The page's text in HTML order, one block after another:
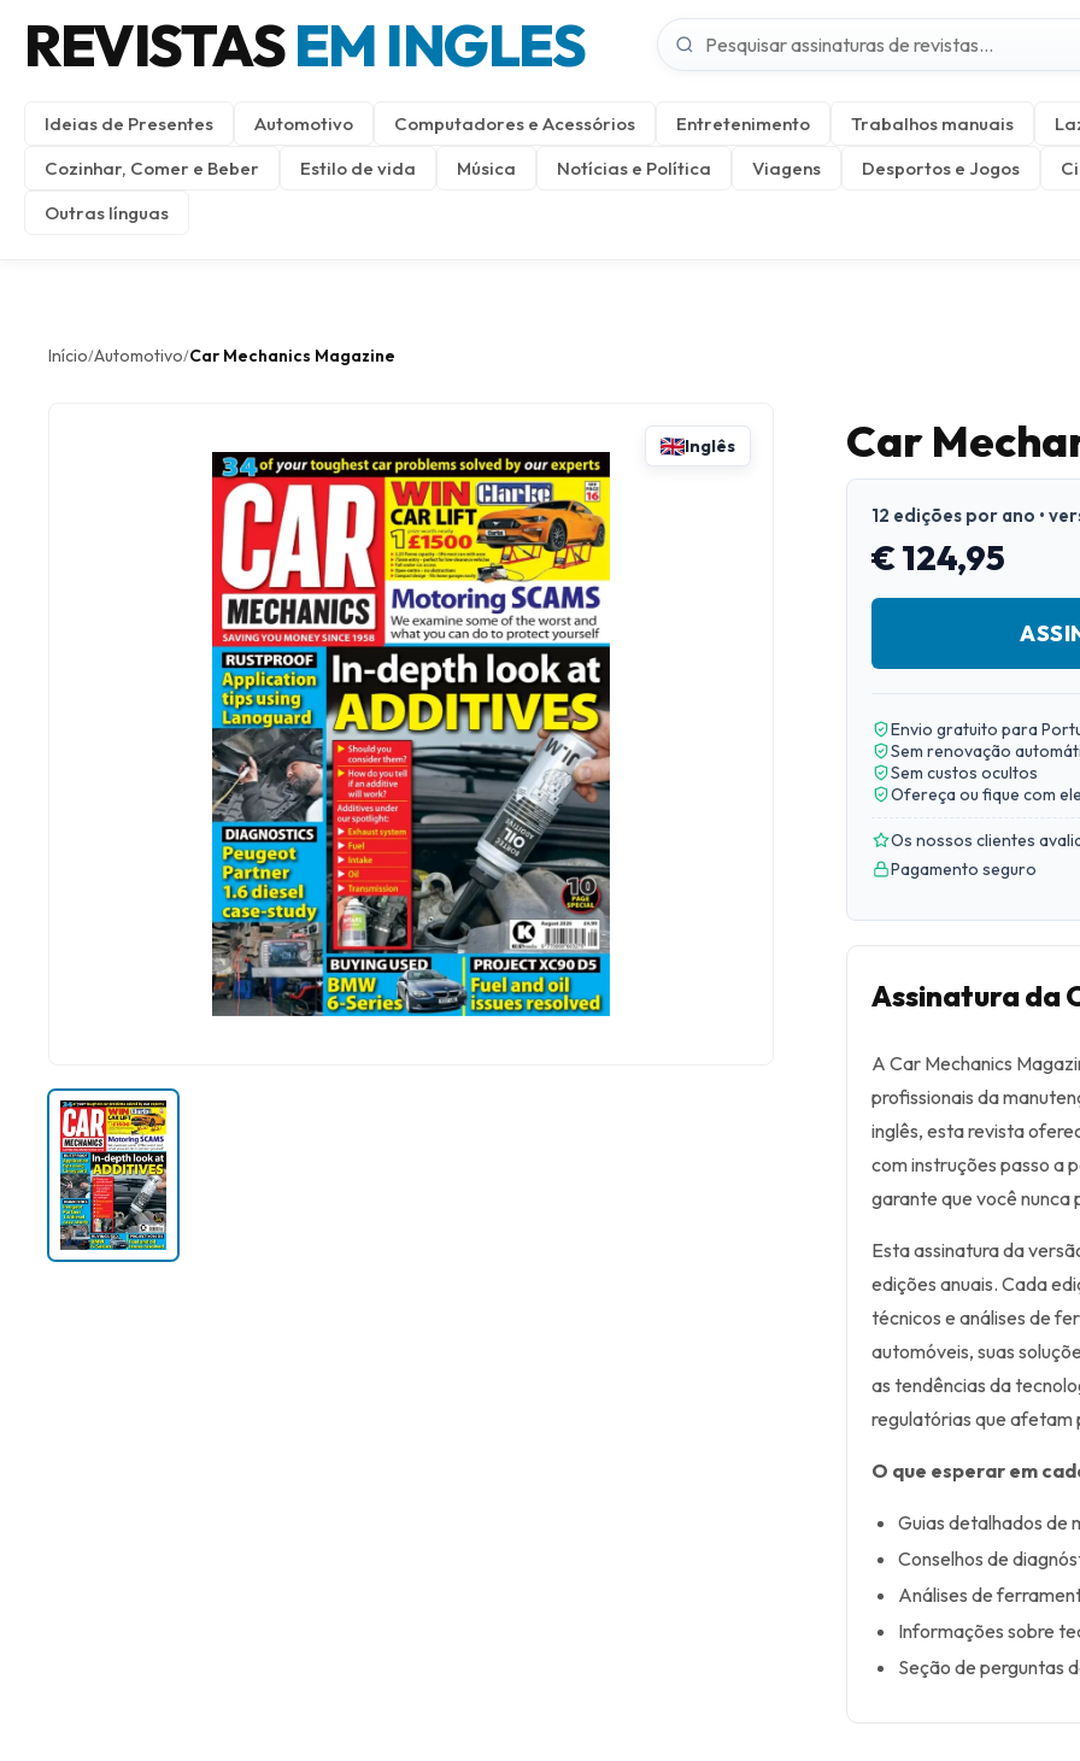
REVISTASEM INGLES
Ideias de Presentes Automotivo Computadores e Acessórios Entretenimento Trabalhos manuais
Cozinhar, Comer e Beber
Estilo de vida Música Notícias e Política Viagens Desportos e Jogos
Outras línguas
Início/Automotivo/Car Mechanics Magazine
Inglês Car
12 edições por ano •
€ 124,95
Envio gratuito para
Sem renovação
Sem custos ocultos
Ofereça ou fique com
Os nossos clientes
Pagamento seguro
Assinatura da
A Car Mechanics
profissionais da
inglês, esta revista
com instruções passo a
garante que você nunca
Esta assinatura da
edições anuais. Cada
técnicos e análises de
automóveis, suas
as tendências da
regulatórias que afetam
O que esperar em
Guias detalhados de
Conselhos de
Análises de
Informações sobre
Seção de perguntas